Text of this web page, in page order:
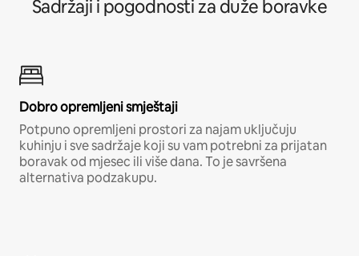
Sadržaji i pogodnosti za duže boravke
Dobro opremljeni smještaji
Potpuno opremljeni prostori za najam uključuju
kuhinju i sve sadržaje koji su vam potrebni za prijatan
boravak od mjesec ili više dana. To je savršena
alternativa podzakupu.